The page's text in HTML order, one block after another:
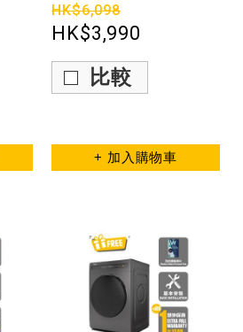
HK$6,098
HK$3,990
比較
+ 加入購物車